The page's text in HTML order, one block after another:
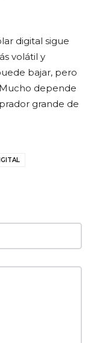
digital sigue
volátil y
bajar, pero
depende
grande de